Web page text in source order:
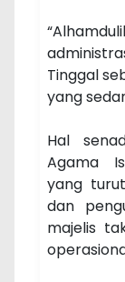
Tinggal
yang
Hal
Agama
yang
dan
majelis